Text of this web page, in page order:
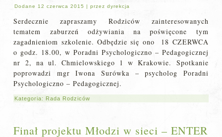
Dodane 12 czerwca 2015 |przez dyrekcja
Serdecznie zapraszamy Rodziców zainteresowanych
tematem zaburzeń odżywiania na poświęcone tym
zagadnieniom szkolenie. Odbędzie się ono 18 CZERWCA
o godz. 18.00, w Poradni Psychologiczno – Pedagogicznej
nr 2, na ul. Chmielowskiego 1 w Krakowie. Spotkanie
poprowadzi mgr Iwona Surówka – psycholog Poradni
Psychologiczno – Pedagogicznej.
Kategoria: Rada Rodziców
Finał projektu Młodzi w sieci – ENTER